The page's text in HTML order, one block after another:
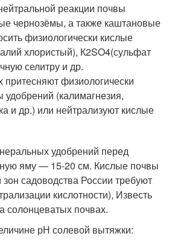
реакции почвы
чернозёмы, а также каштановые
физиологически кислые
хлористый), К2SO4(сульфат
селитру и др.
притесняют физиологически
(калимагнезия,
и др.) или нейтрализуют кислые
удобрений перед
яму — 15-20 см. Кислые почвы
садоводства России требуют
кислотности), Известь
солонцеватых почвах.
рН солевой вытяжки: